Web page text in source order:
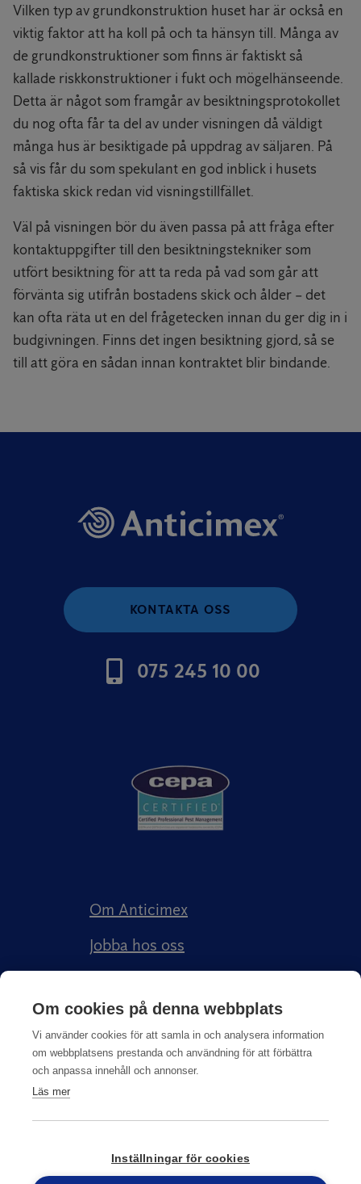
Vilken typ av grundkonstruktion huset har är också en
viktig faktor att ha koll på och ta hänsyn till. Många av
de grundkonstruktioner som finns är faktiskt så
kallade riskkonstruktioner i fukt och mögelhänseende.
Detta är något som framgår av besiktningsprotokollet
du nog ofta får ta del av under visningen då väldigt
många hus är besiktigade på uppdrag av säljaren. På
så vis får du som spekulant en god inblick i husets
faktiska skick redan vid visningstillfället.
Väl på visningen bör du även passa på att fråga efter
kontaktuppgifter till den besiktningstekniker som
utfört besiktning för att ta reda på vad som går att
förvänta sig utifrån bostadens skick och ålder – det
kan ofta räta ut en del frågetecken innan du ger dig in i
budgivningen. Finns det ingen besiktning gjord, så se
till att göra en sådan innan kontraktet blir bindande.
KONTAKTA OSS
075 245 10 00
Om Anticimex
Jobba hos oss
Anticimex Försäkringar AB
Integritetspolicy
Om cookies på denna webbplats
Vi använder cookies för att samla in och analysera information
om webbplatsens prestanda och användning för att förbättra
och anpassa innehåll och annonser.
Läs mer
Inställningar för cookies